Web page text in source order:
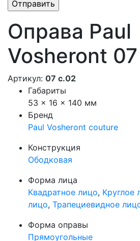
Оправа Paul
Vosheront
Артикул: 07 с.02
Габариты
53 × 16 × 140 мм
Бренд
Paul Vosheront couture
Конструкция
Ободковая
Форма лица
Квадратное лицо, Круглое
лицо, Трапециевидное
Форма оправы
Прямоугольные